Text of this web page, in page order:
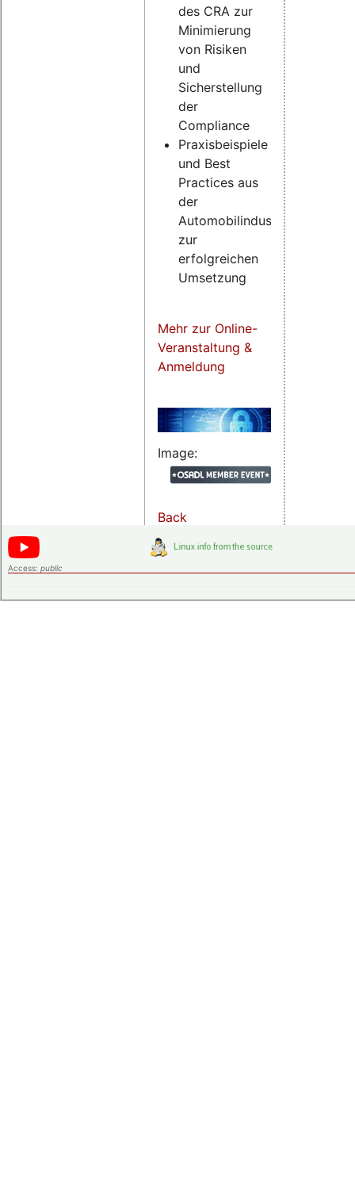
des CRA zur
Minimierung
von Risiken
und
Sicherstellung
der
Compliance
Praxisbeispiele
und Best
Practices aus
der
Automobilindustrie
zur
erfolgreichen
Umsetzung
Mehr zur Online-
Veranstaltung &
Anmeldung
Image:
Back
Access: public